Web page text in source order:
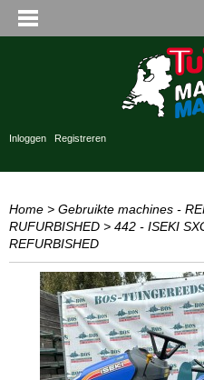
Inloggen Registreren
Home > Gebruikte machines -
RUFURBISHED > 442 - ISEKI
REFURBISHED